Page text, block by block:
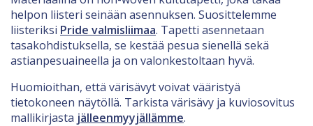
helpon liisteri seinään asennuksen. Suosittelemme
liisteriksi Pride valmisliimaa. Tapetti asennetaan
tasakohdistuksella, se kestää pesua sienellä sekä
astianpesuaineella ja on valonkestoltaan hyvä.
Huomioithan, että värisävyt voivat vääristyä
tietokoneen näytöllä. Tarkista värisävy ja kuviosovitus
mallikirjasta jälleenmyyjällämme.